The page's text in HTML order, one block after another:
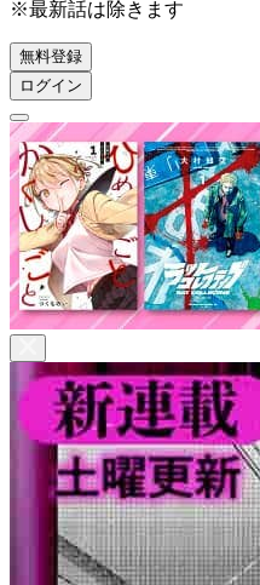
※最新話は除きます
無料登録
ログイン